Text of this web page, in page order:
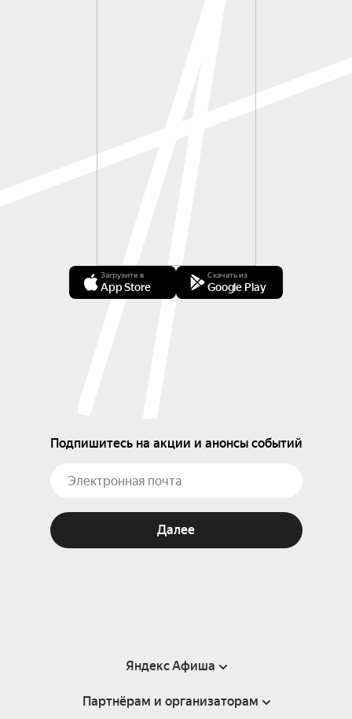
Загрузите в
App Store
Скачать из
Google Play
Подпишитесь на акции и анонсы событий
Далее
Яндекс Афиша
Справка
Партнёрам и организаторам